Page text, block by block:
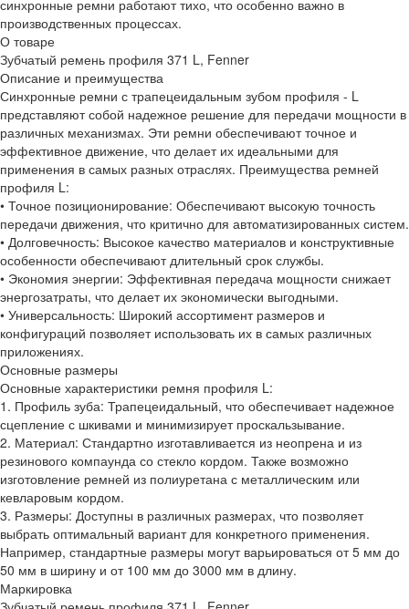
синхронные ремни работают тихо, что особенно важно в
производственных процессах.
О товаре
Зубчатый ремень профиля 371 L, Fenner
Описание и преимущества
Синхронные ремни с трапецеидальным зубом профиля - L
представляют собой надежное решение для передачи мощности в
различных механизмах. Эти ремни обеспечивают точное и
эффективное движение, что делает их идеальными для
применения в самых разных отраслях. Преимущества ремней
профиля L:
• Точное позиционирование: Обеспечивают высокую точность
передачи движения, что критично для автоматизированных систем.
• Долговечность: Высокое качество материалов и конструктивные
особенности обеспечивают длительный срок службы.
• Экономия энергии: Эффективная передача мощности снижает
энергозатраты, что делает их экономически выгодными.
• Универсальность: Широкий ассортимент размеров и
конфигураций позволяет использовать их в самых различных
приложениях.
Основные размеры
Основные характеристики ремня профиля L:
1. Профиль зуба: Трапецеидальный, что обеспечивает надежное
сцепление с шкивами и минимизирует проскальзывание.
2. Материал: Стандартно изготавливается из неопрена и из
резинового компаунда со стекло кордом. Также возможно
изготовление ремней из полиуретана с металлическим или
кевларовым кордом.
3. Размеры: Доступны в различных размерах, что позволяет
выбрать оптимальный вариант для конкретного применения.
Например, стандартные размеры могут варьироваться от 5 мм до
50 мм в ширину и от 100 мм до 3000 мм в длину.
Маркировка